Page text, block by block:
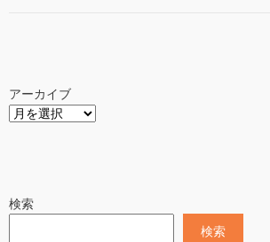
アーカイブ
検索
検索